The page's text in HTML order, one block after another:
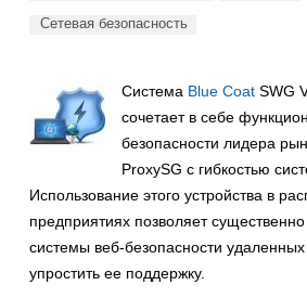
Сетевая безопасность
Система Blue Coat SWG
сочетает в себе
безопасности лидера
ProxySG с гибкостью
Использование этого устройства в
предприятиях позволяет
системы веб-безопасности
упростить ее поддержку.